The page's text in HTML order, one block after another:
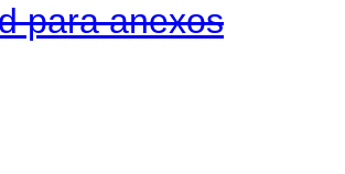
para anexos